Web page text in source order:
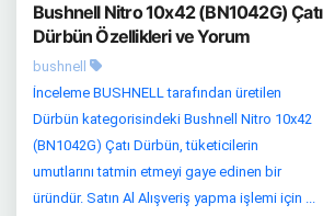
Bushnell Nitro 10x42 (BN1042G) Çatı
Dürbün Özellikleri ve Yorum
bushnell
İnceleme BUSHNELL tarafından üretilen
Dürbün kategorisindeki Bushnell Nitro 10x42
(BN1042G) Çatı Dürbün, tüketicilerin
umutlarını tatmin etmeyi gaye edinen bir
üründür. Satın Al Alışveriş yapma işlemi için ...